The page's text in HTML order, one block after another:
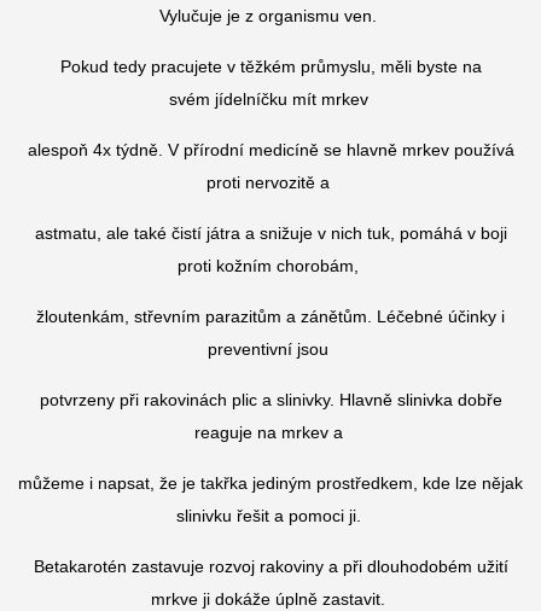
Vylučuje je z organismu ven.
Pokud tedy pracujete v těžkém průmyslu, měli byste na
svém jídelníčku mít mrkev
alespoň 4x týdně. V přírodní medicíně se hlavně mrkev používá
proti nervozitě a
astmatu, ale také čistí játra a snižuje v nich tuk, pomáhá v boji
proti kožním chorobám,
žloutenkám, střevním parazitům a zánětům. Léčebné účinky i
preventivní jsou
potvrzeny při rakovinách plic a slinivky. Hlavně slinivka dobře
reaguje na mrkev a
můžeme i napsat, že je takřka jediným prostředkem, kde lze nějak
slinivku řešit a pomoci ji.
Betakarotén zastavuje rozvoj rakoviny a při dlouhodobém užití
mrkve ji dokáže úplně zastavit.